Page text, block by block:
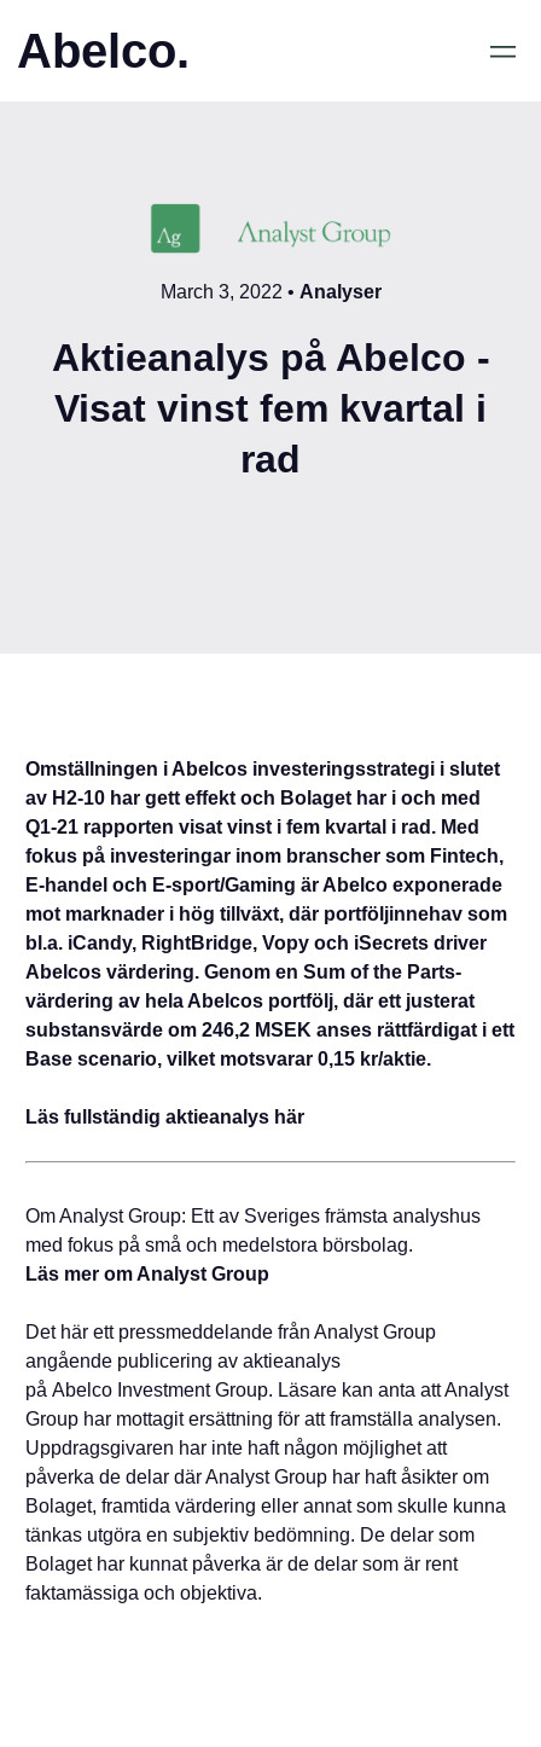
Abelco.
March 3, 2022 • Analyser
Aktieanalys på Abelco -
Visat vinst fem kvartal i
rad
Omställningen i Abelcos investeringsstrategi i slutet
av H2-10 har gett effekt och Bolaget har i och med
Q1-21 rapporten visat vinst i fem kvartal i rad. Med
fokus på investeringar inom branscher som Fintech,
E-handel och E-sport/Gaming är Abelco exponerade
mot marknader i hög tillväxt, där portföljinnehav som
bl.a. iCandy, RightBridge, Vopy och iSecrets driver
Abelcos värdering. Genom en Sum of the Parts-
värdering av hela Abelcos portfölj, där ett justerat
substansvärde om 246,2 MSEK anses rättfärdigat i ett
Base scenario, vilket motsvarar 0,15 kr/aktie.
Läs fullständig aktieanalys här
Om Analyst Group: Ett av Sveriges främsta analyshus
med fokus på små och medelstora börsbolag.
Läs mer om Analyst Group
Det här ett pressmeddelande från Analyst Group
angående publicering av aktieanalys
på Abelco Investment Group. Läsare kan anta att Analyst
Group har mottagit ersättning för att framställa analysen.
Uppdragsgivaren har inte haft någon möjlighet att
påverka de delar där Analyst Group har haft åsikter om
Bolaget, framtida värdering eller annat som skulle kunna
tänkas utgöra en subjektiv bedömning. De delar som
Bolaget har kunnat påverka är de delar som är rent
faktamässiga och objektiva.